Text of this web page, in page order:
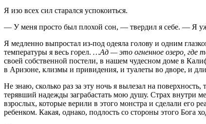
Я изо всех сил старался успокоиться.
— У меня просто был плохой сон, — твердил я себе. — Я
Я медленно выпростал из-под одеяла голову и одним
температуры я весь горел. …Ад — это огненное озеро, где
своей собственной постели, в нашем чудесном доме в
в Аризоне, клизмы и привидения, и туалеты во дворе, и
Не знаю, сколько раз за эту ночь я вылезал на
терявший надежды заграбастать мою душу. Страх внутри
взрослых, которые верили в этого монстра и сделали
ребенком. Какая, однако, подлость со стороны этого Бога